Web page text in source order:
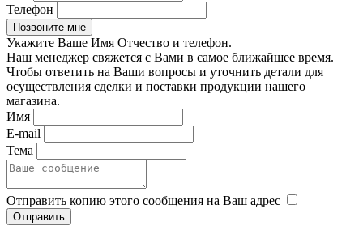
Телефон
Укажите Ваше Имя Отчество и телефон.
Наш менеджер свяжется с Вами в самое ближайшее время.
Чтобы ответить на Ваши вопросы и уточнить детали для
осуществления сделки и поставки продукции нашего
магазина.
Имя
E-mail
Тема
Отправить копию этого сообщения на Ваш адрес